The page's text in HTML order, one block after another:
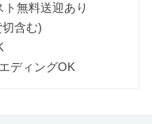
ト無料送迎あり
含む)
ディングOK